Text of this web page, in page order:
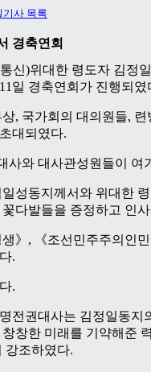
기사 목록
경축연회
신)위대한 령도자 김정
일 경축연회가 진행되였
, 국가회의 대의원들,
대되였다.
사와 대사관성원들이 여
성동지께서와 위대한
다발들을 증정하고 인
》, 《조선민주주의인
.
.
전권대사는 김정일동지
창한 미래를 기약해준
강조하였다.